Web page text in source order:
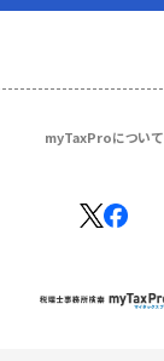
myTaxProについて